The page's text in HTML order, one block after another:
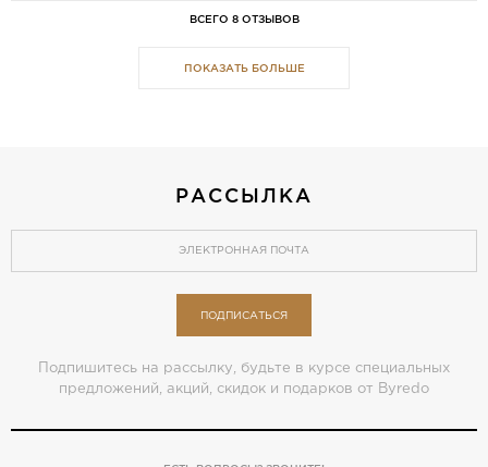
ВСЕГО 8 ОТЗЫВОВ
ПОКАЗАТЬ БОЛЬШЕ
РАССЫЛКА
ПОДПИСАТЬСЯ
Подпишитесь на рассылку, будьте в курсе специальных
предложений, акций, скидок и подарков от Byredo